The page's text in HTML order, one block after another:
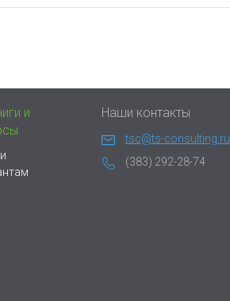
и
Наши контакты
tsc@ts-consulting.ru
(383) 292-28-74